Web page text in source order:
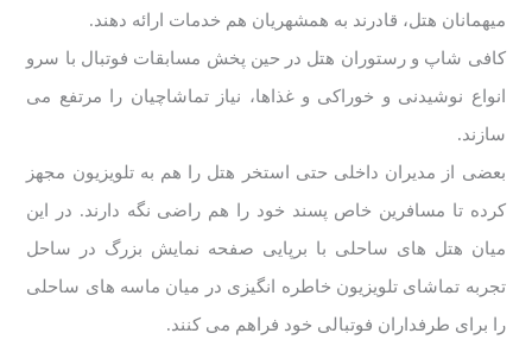
میهمانان هتل، قادرند به همشهریان هم خدمات ارائه دهند.
کافی شاپ و رستوران هتل در حین پخش مسابقات فوتبال با سرو
انواع نوشیدنی و خوراکی و غذاها، نیاز تماشاچیان را مرتفع می
سازند.
بعضی از مدیران داخلی حتی استخر هتل را هم به تلویزیون مجهز
کرده تا مسافرین خاص پسند خود را هم راضی نگه دارند. در این
میان هتل های ساحلی با برپایی صفحه نمایش بزرگ در ساحل
تجربه تماشای تلویزیون خاطره انگیزی در میان ماسه های ساحلی
را برای طرفداران فوتبالی خود فراهم می کنند.